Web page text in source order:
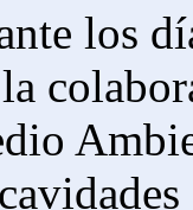
los